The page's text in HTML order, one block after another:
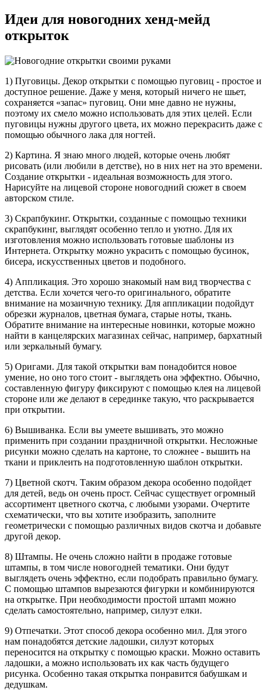
Идеи для новогодних хенд-мейд
открыток
1) Пуговицы. Декор открытки с помощью пуговиц - простое и
доступное решение. Даже у меня, который ничего не шьет,
сохраняется «запас» пуговиц. Они мне давно не нужны,
поэтому их смело можно использовать для этих целей. Если
пуговицы нужны другого цвета, их можно перекрасить даже с
помощью обычного лака для ногтей.
2) Картина. Я знаю много людей, которые очень любят
рисовать (или любили в детстве), но в них нет на это времени.
Создание открытки - идеальная возможность для этого.
Нарисуйте на лицевой стороне новогодний сюжет в своем
авторском стиле.
3) Скрапбукинг. Открытки, созданные с помощью техники
скрапбукинг, выглядят особенно тепло и уютно. Для их
изготовления можно использовать готовые шаблоны из
Интернета. Открытку можно украсить с помощью бусинок,
бисера, искусственных цветов и подобного.
4) Аппликация. Это хорошо знакомый нам вид творчества с
детства. Если хочется чего-то оригинального, обратите
внимание на мозаичную технику. Для аппликации подойдут
обрезки журналов, цветная бумага, старые ноты, ткань.
Обратите внимание на интересные новинки, которые можно
найти в канцелярских магазинах сейчас, например, бархатный
или зеркальный бумагу.
5) Оригами. Для такой открытки вам понадобится новое
умение, но оно того стоит - выглядеть она эффектно. Обычно,
составленную фигуру фиксируют с помощью клея на лицевой
стороне или же делают в серединке такую, что раскрывается
при открытии.
6) Вышиванка. Если вы умеете вышивать, это можно
применить при создании праздничной открытки. Несложные
рисунки можно сделать на картоне, то сложнее - вышить на
ткани и приклеить на подготовленную шаблон открытки.
7) Цветной скотч. Таким образом декора особенно подойдет
для детей, ведь он очень прост. Сейчас существует огромный
ассортимент цветного скотча, с любыми узорами. Очертите
схематически, что вы хотите изобразить, заполните
геометрически с помощью различных видов скотча и добавьте
другой декор.
8) Штампы. Не очень сложно найти в продаже готовые
штампы, в том числе новогодней тематики. Они будут
выглядеть очень эффектно, если подобрать правильно бумагу.
С помощью штампов вырезаются фигурки и комбинируются
на открытке. При необходимости простой штамп можно
сделать самостоятельно, например, силуэт елки.
9) Отпечатки. Этот способ декора особенно мил. Для этого
нам понадобятся детские ладошки, силуэт которых
переносится на открытку с помощью краски. Можно оставить
ладошки, а можно использовать их как часть будущего
рисунка. Особенно такая открытка понравится бабушкам и
дедушкам.